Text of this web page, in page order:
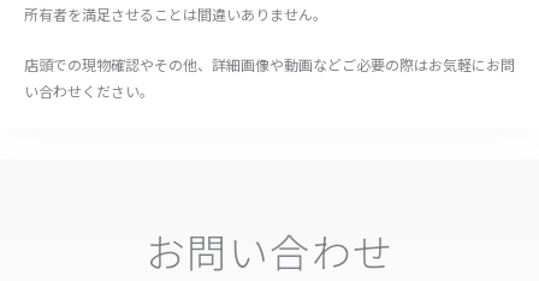
所有者を満足させることは間違いありません。
店頭での現物確認やその他、詳細画像や動画などご必要の際はお気軽にお問
い合わせください。
お問い合わせ